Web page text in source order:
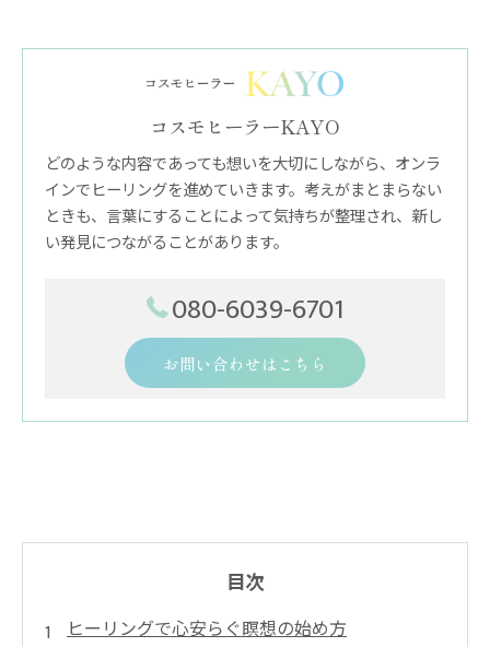
コスモヒーラーKAYO
どのような内容であっても想いを大切にしながら、オンラ
インでヒーリングを進めていきます。考えがまとまらない
ときも、言葉にすることによって気持ちが整理され、新し
い発見につながることがあります。
080-6039-6701
お問い合わせはこちら
目次
ヒーリングで心安らぐ瞑想の始め方